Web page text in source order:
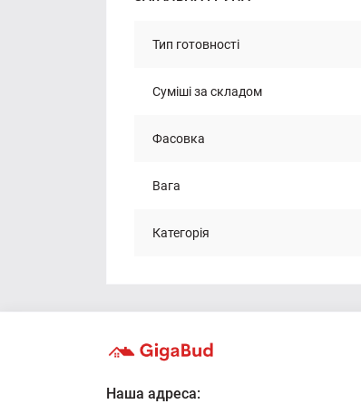
Тип готовності
Суміші за складом
Фасовка
Вага
Категорія
Наша адреса: